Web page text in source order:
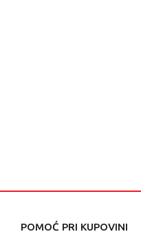
POMOĆ PRI KUPOVINI